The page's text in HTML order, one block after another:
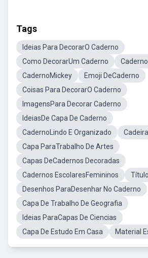
Tags
Ideias Para DecorarO Caderno
Como DecorarUm Caderno
CadernoMickey
Emoji DeCaderno
Coisas Para DecorarO Caderno
ImagensPara Decorar Caderno
IdeiasDe Capa De Caderno
CadernoLindo E Organizado
Capa ParaTrabalho De Artes
Capas DeCadernos Decoradas
Cadernos EscolaresFemininos
Desenhos ParaDesenhar No Caderno
Capa De Trabalho De Geografia
Ideias ParaCapas De Ciencias
Capa De Estudo Em Casa
Material